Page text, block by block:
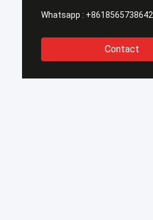
Whatsapp : +8618565738642
Contact